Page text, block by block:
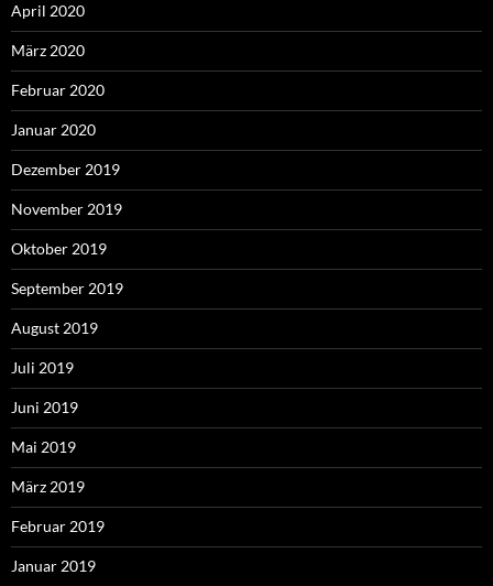
April 2020
März 2020
Februar 2020
Januar 2020
Dezember 2019
November 2019
Oktober 2019
September 2019
August 2019
Juli 2019
Juni 2019
Mai 2019
März 2019
Februar 2019
Januar 2019